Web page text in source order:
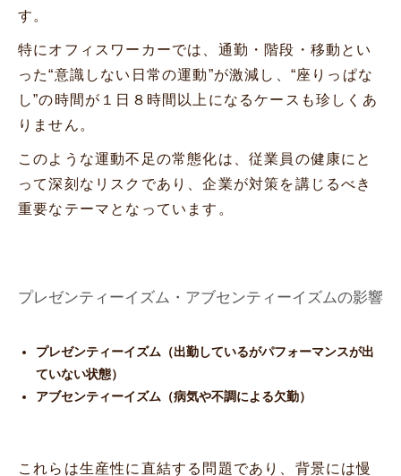
す。
特にオフィスワーカーでは、通勤・階段・移動とい
った“意識しない日常の運動”が激減し、“座りっぱな
し”の時間が１日８時間以上になるケースも珍しくあ
りません。
このような運動不足の常態化は、従業員の健康にと
って深刻なリスクであり、企業が対策を講じるべき
重要なテーマとなっています。
プレゼンティーイズム・アブセンティーイズムの影響
プレゼンティーイズム（出勤しているがパフォーマンスが出
ていない状態）
アブセンティーイズム（病気や不調による欠勤）
これらは生産性に直結する問題であり、背景には慢